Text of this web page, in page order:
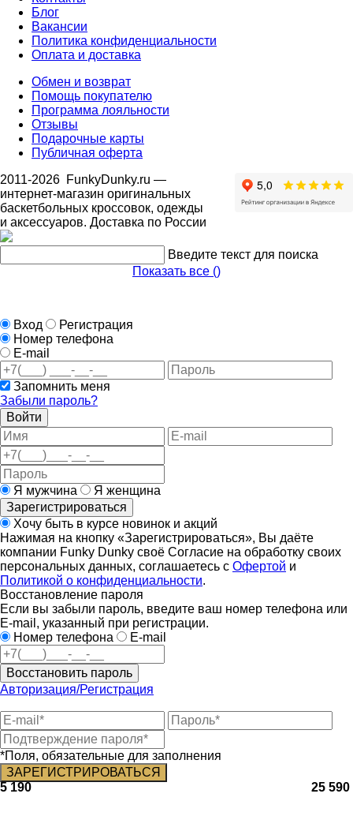
5 190 25 590
Блог
Вакансии
Политика конфиденциальности
Оплата и доставка
Обмен и возврат
Помощь покупателю
Программа лояльности
Отзывы
Подарочные карты
Публичная оферта
2011-2026 FunkyDunky.ru —
интернет-магазин оригинальных
баскетбольных кроссовок, одежды
и аксессуаров. Доставка по России
Введите текст для поиска
Показать все ()
Вход
Регистрация
Номер телефона
E-mail
Запомнить меня
Забыли пароль?
Войти
Я мужчина
Я женщина
Зарегистрироваться
Хочу быть в курсе новинок и акций
Нажимая на кнопку «Зарегистрироваться», Вы даёте
компании Funky Dunky своё Согласие на обработку своих
персональных данных, соглашаетесь с Офертой и
Политикой о конфиденциальности.
Восстановление пароля
Если вы забыли пароль, введите ваш номер телефона или
E-mail, указанный при регистрации.
Номер телефона
E-mail
Восстановить пароль
Авторизация/Регистрация
*Поля, обязательные для заполнения